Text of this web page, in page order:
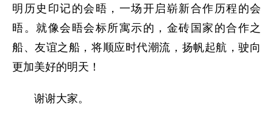
明历史印记的会晤，一场开启崭新合作历程的会
晤。就像会晤会标所寓示的，金砖国家的合作之
船、友谊之船，将顺应时代潮流，扬帆起航，驶向
更加美好的明天！
谢谢大家。